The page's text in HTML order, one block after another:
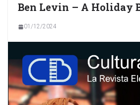
Ben Levin – A Holiday
01/12/2024